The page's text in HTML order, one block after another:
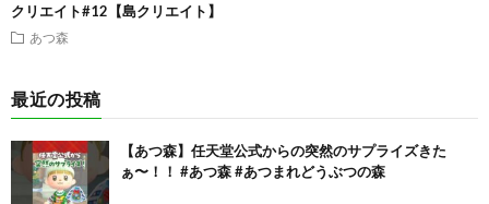
クリエイト#12【島クリエイト】
あつ森
最近の投稿
【あつ森】任天堂公式からの突然のサプライズきた
ぁ〜！！ #あつ森 #あつまれどうぶつの森